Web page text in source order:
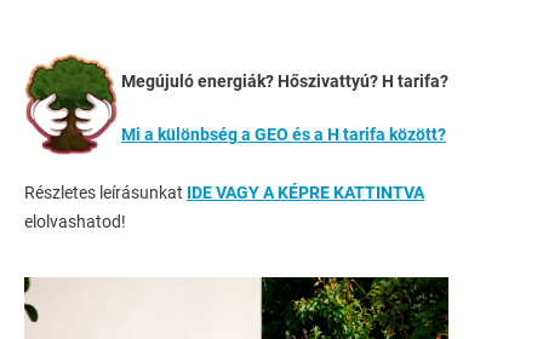
Megújuló energiák? Hőszivattyú? H tarifa?
Mi a különbség a GEO és a H tarifa között?
Részletes leírásunkat IDE VAGY A KÉPRE KATTINTVA
elolvashatod!